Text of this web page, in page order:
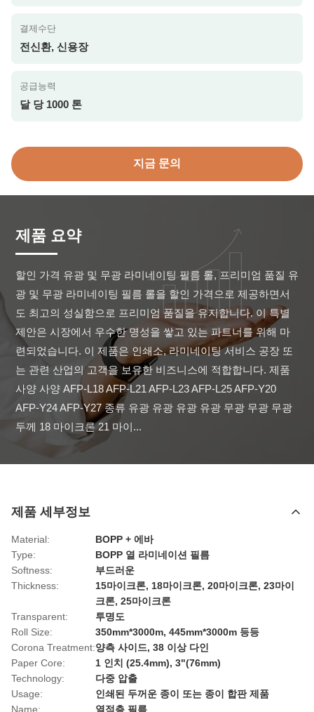
결제수단
전신환, 신용장
공급능력
달 당 1000 톤
지금 문의
제품 요약
할인 가격 유광 및 무광 라미네이팅 필름 롤, 프리미엄 품질 유
광 및 무광 라미네이팅 필름 롤을 할인 가격으로 제공하면서
도 최고의 성실함으로 프리미엄 품질을 유지합니다. 이 특별
제안은 시장에서 우수한 명성을 쌓고 있는 파트너를 위해 마
련되었습니다. 이 제품은 인쇄소, 라미네이팅 서비스 공장 또
는 관련 산업의 고객을 보유한 비즈니스에 적합합니다. 제품
사양 사양 AFP-L18 AFP-L21 AFP-L23 AFP-L25 AFP-Y20
AFP-Y24 AFP-Y27 종류 유광 유광 유광 유광 무광 무광 무광
두께 18 마이크론 21 마이...
제품 세부정보
Material:
BOPP + 에바
Type:
BOPP 열 라미네이션 필름
Softness:
부드러운
Thickness:
15마이크론, 18마이크론, 20마이크론, 23마이
크론, 25마이크론
Transparent:
투명도
Roll Size:
350mm*3000m, 445mm*3000m 등등
Corona Treatment:양측 사이드, 38 이상 다인
Paper Core:
1 인치 (25.4mm), 3"(76mm)
Technology:
다중 압출
Usage:
인쇄된 두꺼운 종이 또는 종이 합판 제품
Name:
열적층 필름